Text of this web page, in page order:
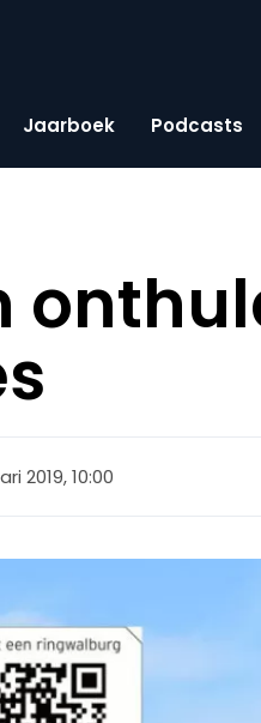
Jaarboek Podcasts
2019, 10:00